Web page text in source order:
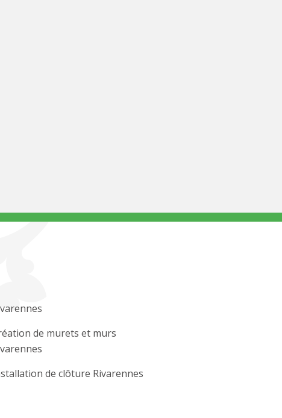
de murets et murs
de clôture Rivarennes